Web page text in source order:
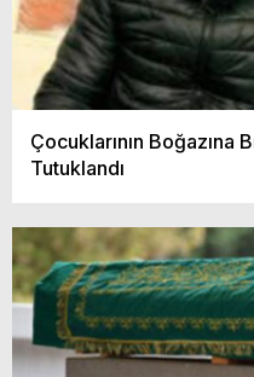
Çocuklarının Boğazına
Tutuklandı